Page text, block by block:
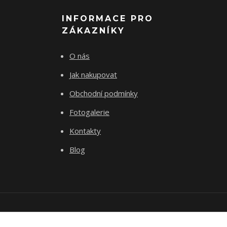
INFORMACE PRO
ZÁKAZNÍKY
O nás
Jak nakupovat
Obchodní podmínky
Fotogalerie
Kontakty
Blog